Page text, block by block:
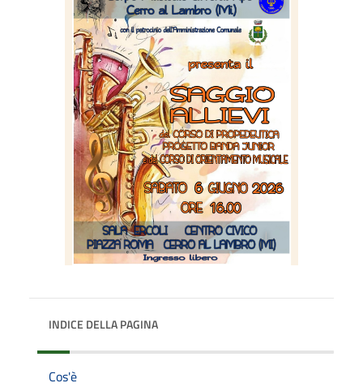
INDICE DELLA PAGINA
Cos'è